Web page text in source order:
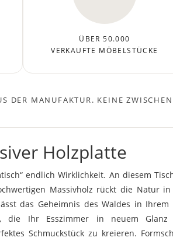
ÜBER 50.000
VERKAUFTE MÖBELSTÜCKE
DER MANUFAKTUR. KEINE
Holzplatte
endlich Wirklichkeit. An diesem
Massivholz rückt die Natur
das Geheimnis des Waldes in
die Ihr Esszimmer in neuem Glanz
Schmuckstück zu kreieren.